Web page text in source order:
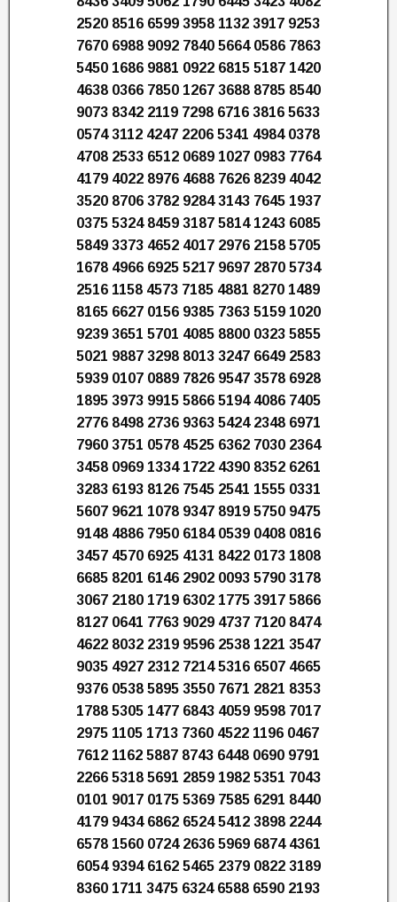
2520 8516 6599 3958 1132 3917 9253
7670 6988 9092 7840 5664 0586 7863
5450 1686 9881 0922 6815 5187 1420
4638 0366 7850 1267 3688 8785 8540
9073 8342 2119 7298 6716 3816 5633
0574 3112 4247 2206 5341 4984 0378
4708 2533 6512 0689 1027 0983 7764
4179 4022 8976 4688 7626 8239 4042
3520 8706 3782 9284 3143 7645 1937
0375 5324 8459 3187 5814 1243 6085
5849 3373 4652 4017 2976 2158 5705
1678 4966 6925 5217 9697 2870 5734
2516 1158 4573 7185 4881 8270 1489
8165 6627 0156 9385 7363 5159 1020
9239 3651 5701 4085 8800 0323 5855
5021 9887 3298 8013 3247 6649 2583
5939 0107 0889 7826 9547 3578 6928
1895 3973 9915 5866 5194 4086 7405
2776 8498 2736 9363 5424 2348 6971
7960 3751 0578 4525 6362 7030 2364
3458 0969 1334 1722 4390 8352 6261
3283 6193 8126 7545 2541 1555 0331
5607 9621 1078 9347 8919 5750 9475
9148 4886 7950 6184 0539 0408 0816
3457 4570 6925 4131 8422 0173 1808
6685 8201 6146 2902 0093 5790 3178
3067 2180 1719 6302 1775 3917 5866
8127 0641 7763 9029 4737 7120 8474
4622 8032 2319 9596 2538 1221 3547
9035 4927 2312 7214 5316 6507 4665
9376 0538 5895 3550 7671 2821 8353
1788 5305 1477 6843 4059 9598 7017
2975 1105 1713 7360 4522 1196 0467
7612 1162 5887 8743 6448 0690 9791
2266 5318 5691 2859 1982 5351 7043
0101 9017 0175 5369 7585 6291 8440
4179 9434 6862 6524 5412 3898 2244
6578 1560 0724 2636 5969 6874 4361
6054 9394 6162 5465 2379 0822 3189
8360 1711 3475 6324 6588 6590 2193